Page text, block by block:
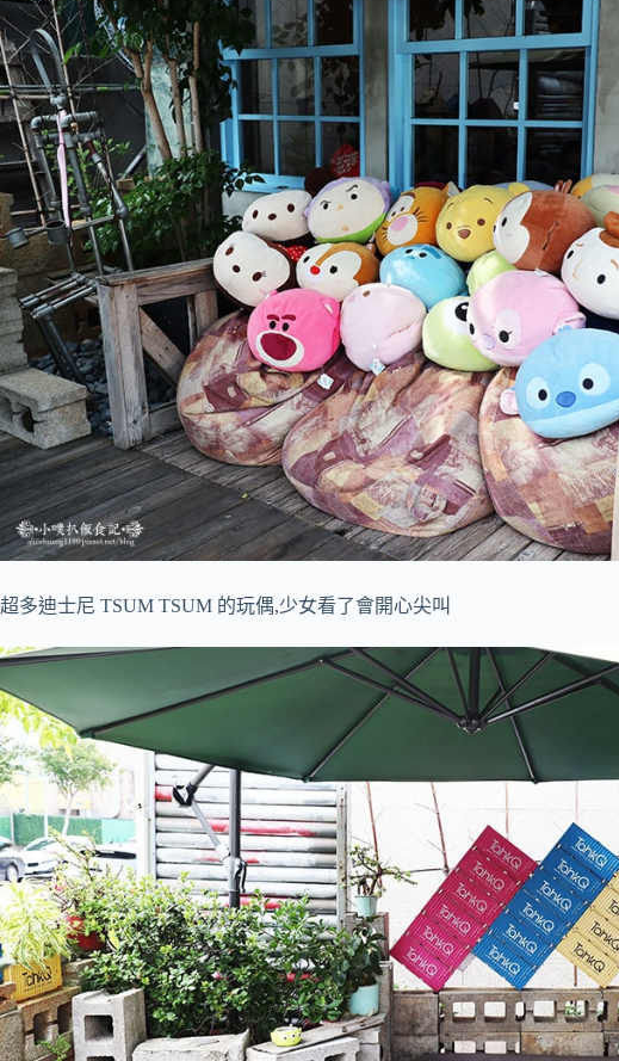
超多迪士尼 TSUM TSUM 的玩偶,少女看了會開心尖叫